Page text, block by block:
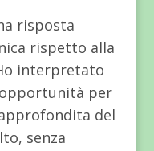
risposta
rispetto alla
interpretato
per
del
senza